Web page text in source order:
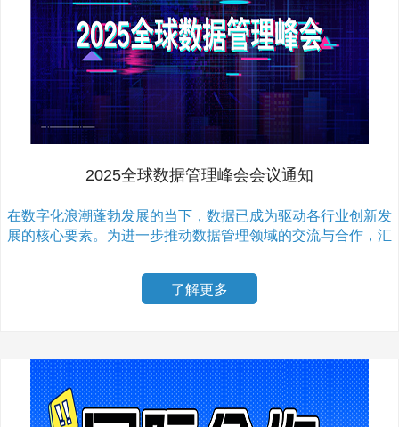
2025全球数据管理峰会会议通知
在数字化浪潮蓬勃发展的当下，数据已成为驱动各行业创新发
展的核心要素。为进一步推动数据管理领域的交流与合作，汇
了解更多